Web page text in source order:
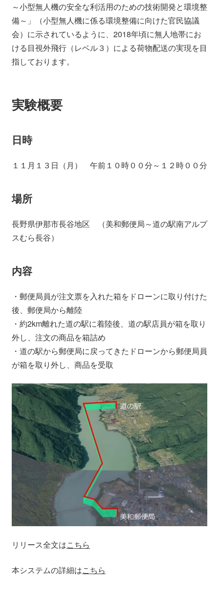
～小型無人機の安全な利活用のための技術開発と環境整
備～」（小型無人機に係る環境整備に向けた官民協議
会）に示されているように、2018年頃に無人地帯にお
ける目視外飛行（レベル３）による荷物配送の実現を目
指しております。
実験概要
日時
１１月１３日（月） 午前１０時００分～１２時００分
場所
長野県伊那市長谷地区 （美和郵便局～道の駅南アルプ
スむら長谷）
内容
・郵便局員が注文票を入れた箱をドローンに取り付けた
後、郵便局から離陸
・約2km離れた道の駅に着陸後、道の駅店員が箱を取り
外し、注文の商品を箱詰め
・道の駅から郵便局に戻ってきたドローンから郵便局員
が箱を取り外し、商品を受取
リリース全文はこちら
本システムの詳細はこちら